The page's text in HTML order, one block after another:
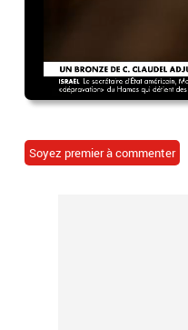
Soyez premier à commenter